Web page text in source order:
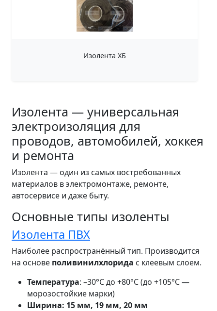
Изолента ХБ
Изолента — универсальная
электроизоляция для
проводов, автомобилей, хоккея
и ремонта
Изолента — один из самых востребованных
материалов в электромонтаже, ремонте,
автосервисе и даже быту.
Основные типы изоленты
Изолента ПВХ
Наиболее распространённый тип. Производится
на основе поливинилхлорида с клеевым слоем.
Температура: –30°C до +80°C (до +105°C —
морозостойкие марки)
Ширина: 15 мм, 19 мм, 20 мм